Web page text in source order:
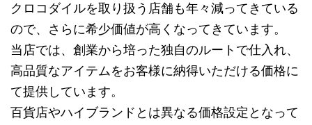
クロコダイルを取り扱う店舗も年々減ってきている
ので、さらに希少価値が高くなってきています。
当店では、創業から培った独自のルートで仕入れ、
高品質なアイテムをお客様に納得いただける価格に
て提供しています。
百貨店やハイブランドとは異なる価格設定となって